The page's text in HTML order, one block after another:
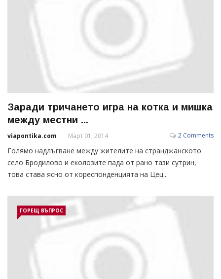
Заради тричането игра на котка и мишка
между местни ...
viapontika.com Март 01, 2014 2 Comments
Голямо надлъгване между жителите на странджанското
село Бродилово и еколозите пада от рано тази сутрин,
това става ясно от кореспонденцията на Цец...
ГОРЕЩ ВЪПРОС